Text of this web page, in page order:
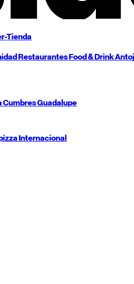
Tienda
RestaurantesFood & Drink
CumbresGuadalupe
Internacional